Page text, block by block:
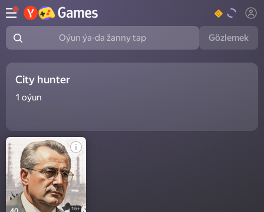
Oýun ýa-da žanny tap Gözlemek
City hunter
1 oýun
16+